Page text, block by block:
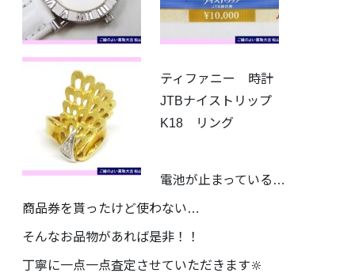
ティファニー 時計
JTBナイストリップ
K18 リング
電池が止まっている…
商品券を貰ったけど使わない…
そんなお品物があれば是非！！
丁寧に一点一点査定させていただきます🔆